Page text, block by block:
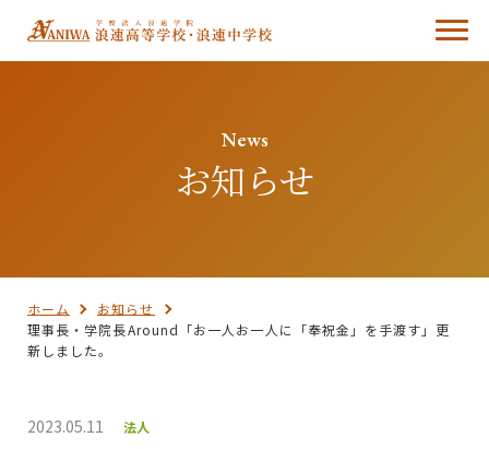
News
お知らせ
ホーム
お知らせ
理事長・学院長Around「お一人お一人に「奉祝金」を手渡す」更
新しました。
2023.05.11 法人